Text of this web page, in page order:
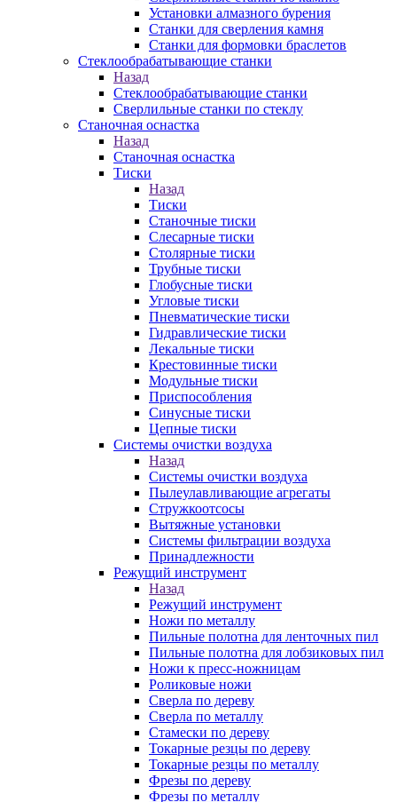
Установки алмазного бурения
Станки для сверления камня
Станки для формовки браслетов
Стеклообрабатывающие станки
Назад
Стеклообрабатывающие станки
Сверлильные станки по стеклу
Станочная оснастка
Назад
Станочная оснастка
Тиски
Назад
Тиски
Станочные тиски
Слесарные тиски
Столярные тиски
Трубные тиски
Глобусные тиски
Угловые тиски
Пневматические тиски
Гидравлические тиски
Лекальные тиски
Крестовинные тиски
Модульные тиски
Приспособления
Синусные тиски
Цепные тиски
Системы очистки воздуха
Назад
Системы очистки воздуха
Пылеулавливающие агрегаты
Стружкоотсосы
Вытяжные установки
Системы фильтрации воздуха
Принадлежности
Режущий инструмент
Назад
Режущий инструмент
Ножи по металлу
Пильные полотна для ленточных пил
Пильные полотна для лобзиковых пил
Ножи к пресс-ножницам
Роликовые ножи
Сверла по дереву
Сверла по металлу
Стамески по дереву
Токарные резцы по дереву
Токарные резцы по металлу
Фрезы по дереву
Фрезы по металлу